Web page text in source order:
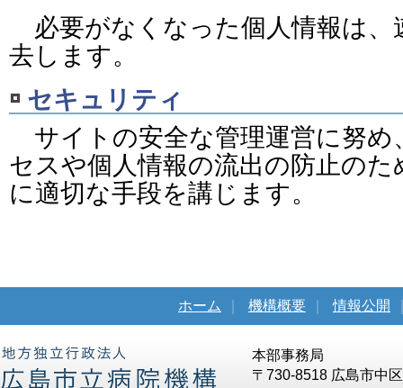
必要がなくなった個人情報は、
去します。
セキュリティ
サイトの安全な管理運営に努め
セスや個人情報の流出の防止のた
に適切な手段を講じます。
ホーム 機構概要 情報公開
本部事務局
〒730-8518 広島市中